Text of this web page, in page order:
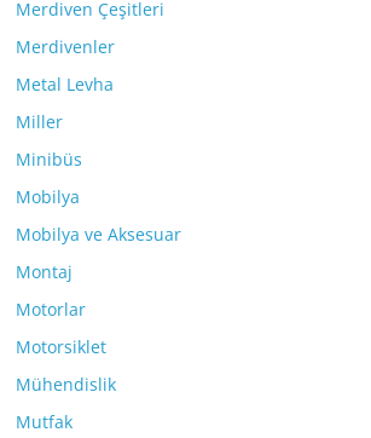
Merdiven Çeşitleri
Merdivenler
Metal Levha
Miller
Minibüs
Mobilya
Mobilya ve Aksesuar
Montaj
Motorlar
Motorsiklet
Mühendislik
Mutfak